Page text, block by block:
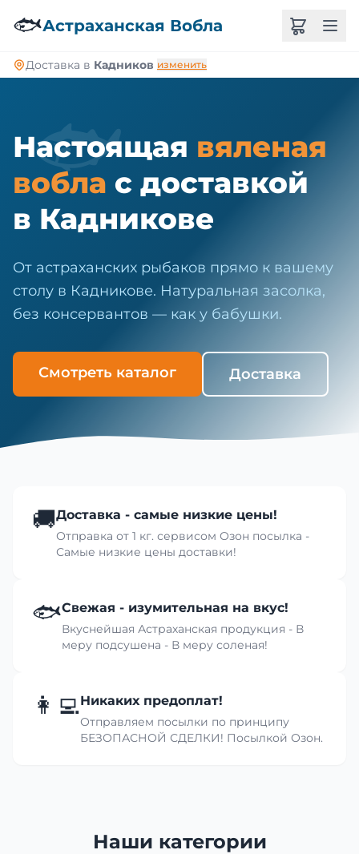
🐟Астраханская Вобла
Доставка в Кадников изменить
🐟
Настоящая вяленая
вобла с доставкой
в Кадникове
От астраханских рыбаков прямо к вашему
столу в Кадникове. Натуральная засолка,
без консервантов — как у бабушки.
Смотреть каталог Доставка
🚚Доставка - самые низкие цены!
Отправка от 1 кг. сервисом Озон посылка -
Самые низкие цены доставки!
🐟Свежая - изумительная на вкус!
Вкуснейшая Астраханская продукция - В
меру подсушена - В меру соленая!
👩‍💻Никаких предоплат!
Отправляем посылки по принципу
БЕЗОПАСНОЙ СДЕЛКИ! Посылкой Озон.
Наши категории